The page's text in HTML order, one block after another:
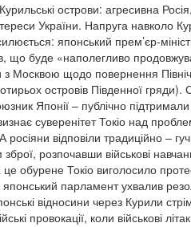
острови: агресивна
України. Напруга навколо
японський прем’єр-
що буде «наполегливо
Москвою щодо повернення
островів Південної
Японії – публічно підтримали
суверенітет Токіо над
росіяни відповіли традиційно –
розпочавши військові
обурене Токіо виголосило
парламент ухвалив
відносини через Курили
провокації, коли військові